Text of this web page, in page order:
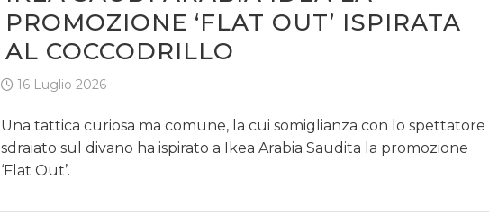
PROMOZIONE ‘FLAT OUT’ ISPIRATA
AL COCCODRILLO
16 Luglio 2026
Una tattica curiosa ma comune, la cui somiglianza con lo spettatore
sdraiato sul divano ha ispirato a Ikea Arabia Saudita la promozione
‘Flat Out’.